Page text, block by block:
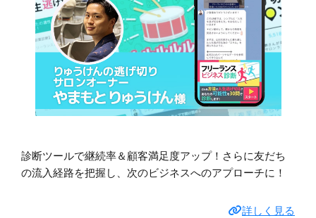
診断ツールで継続率＆顧客満足度アップ！さらに友だち
の流入経路を把握し、次のビジネスへのアプローチに！
詳しく見る